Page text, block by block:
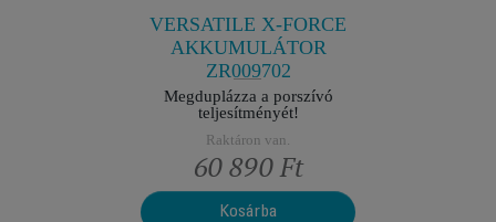
VERSATILE X-FORCE
AKKUMULÁTOR
ZR009702
Megduplázza a porszívó
teljesítményét!
Raktáron van.
60 890 Ft
Kosárba